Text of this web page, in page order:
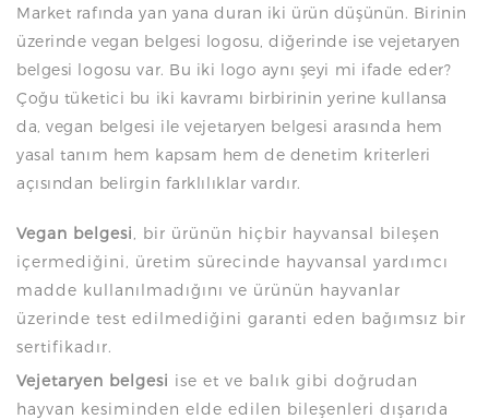
Market rafında yan yana duran iki ürün düşünün. Birinin
üzerinde vegan belgesi logosu, diğerinde ise vejetaryen
belgesi logosu var. Bu iki logo aynı şeyi mi ifade eder?
Çoğu tüketici bu iki kavramı birbirinin yerine kullansa
da, vegan belgesi ile vejetaryen belgesi arasında hem
yasal tanım hem kapsam hem de denetim kriterleri
açısından belirgin farklılıklar vardır.
Vegan belgesi, bir ürünün hiçbir hayvansal bileşen
içermediğini, üretim sürecinde hayvansal yardımcı
madde kullanılmadığını ve ürünün hayvanlar
üzerinde test edilmediğini garanti eden bağımsız bir
sertifikadır.
Vejetaryen belgesi ise et ve balık gibi doğrudan
hayvan kesiminden elde edilen bileşenleri dışarıda